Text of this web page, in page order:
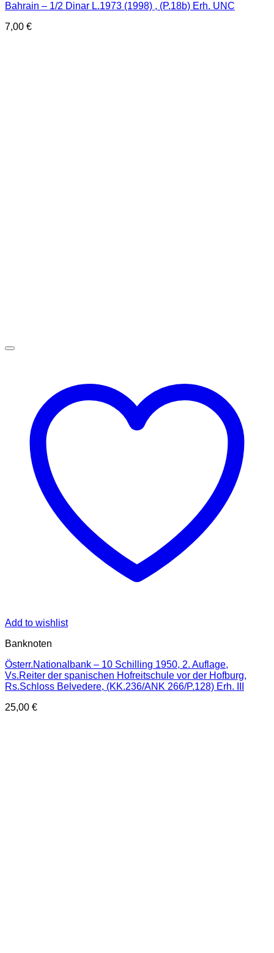
Bahrain – 1/2 Dinar L.1973 (1998) , (P.18b) Erh. UNC
7,00 €
Add to wishlist
Banknoten
Österr.Nationalbank – 10 Schilling 1950, 2. Auflage,
Vs.Reiter der spanischen Hofreitschule vor der Hofburg,
Rs.Schloss Belvedere, (KK.236/ANK 266/P.128) Erh. III
25,00 €